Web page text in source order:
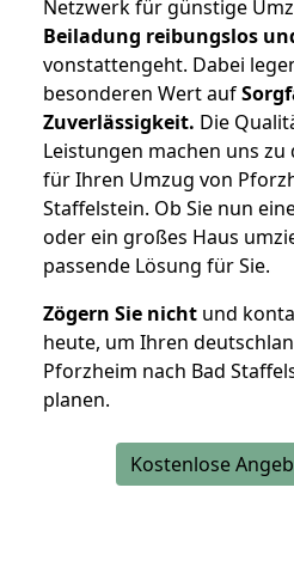
Netzwerk für günstige
Beiladung reibungslos
vonstattengeht. Dabei
besonderen Wert auf
Zuverlässigkeit. Die
Leistungen machen uns
für Ihren Umzug von
Staffelstein. Ob Sie nun
oder ein großes Haus
passende Lösung für Sie.
Zögern Sie nicht und
heute, um Ihren
Pforzheim nach Bad
planen.
Kostenlose